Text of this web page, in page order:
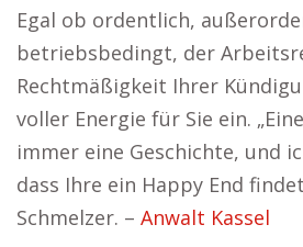
Egal ob ordentlich,
betriebsbedingt, der
Rechtmäßigkeit Ihrer
voller Energie für Sie ein.
immer eine Geschichte, und
dass Ihre ein Happy End
Schmelzer. – Anwalt Kassel